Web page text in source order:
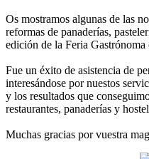
Os mostramos algunas de las
reformas de panaderías,
edición de la Feria Gastrónoma
Fue un éxito de asistencia de
interesándose por nuestos
y los resultados que
restaurantes, panaderías y
Muchas gracias por vuestra